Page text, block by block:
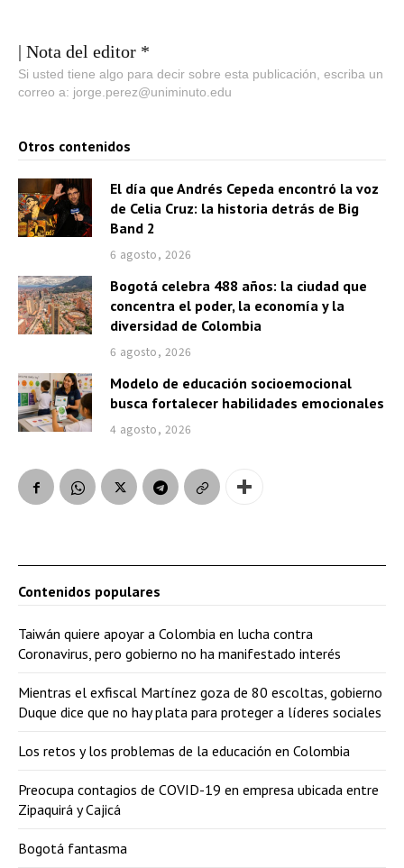
| Nota del editor *
Si usted tiene algo para decir sobre esta publicación, escriba un
correo a: jorge.perez@uniminuto.edu
Otros contenidos
El día que Andrés Cepeda encontró la voz
de Celia Cruz: la historia detrás de Big
Band 2
6 agosto, 2026
Bogotá celebra 488 años: la ciudad que
concentra el poder, la economía y la
diversidad de Colombia
6 agosto, 2026
Modelo de educación socioemocional
busca fortalecer habilidades emocionales
4 agosto, 2026
Contenidos populares
Taiwán quiere apoyar a Colombia en lucha contra
Coronavirus, pero gobierno no ha manifestado interés
Mientras el exfiscal Martínez goza de 80 escoltas, gobierno
Duque dice que no hay plata para proteger a líderes sociales
Los retos y los problemas de la educación en Colombia
Preocupa contagios de COVID-19 en empresa ubicada entre
Zipaquirá y Cajicá
Bogotá fantasma